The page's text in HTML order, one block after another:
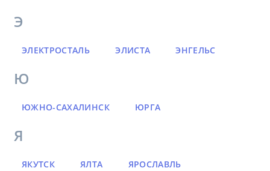
Э
ЭЛЕКТРОСТАЛЬ ЭЛИСТА ЭНГЕЛЬС
Ю
ЮЖНО-САХАЛИНСК ЮРГА
Я
ЯКУТСК ЯЛТА ЯРОСЛАВЛЬ